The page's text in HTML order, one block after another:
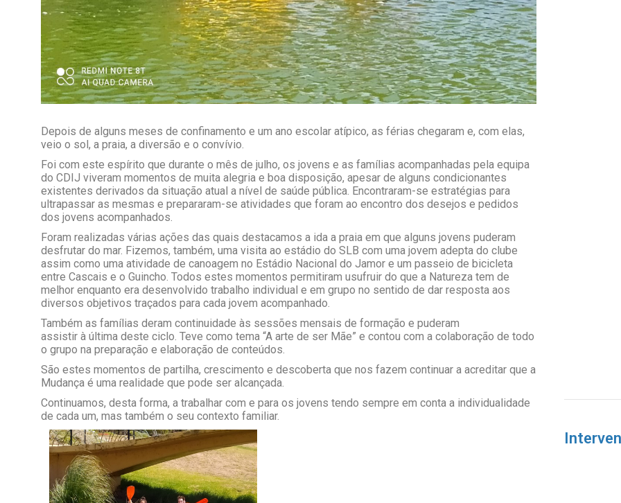
Depois de alguns meses de confinamento e um ano escolar atípico, as férias chegaram e, com elas,
veio o sol, a praia, a diversão e o convívio.
Foi com este espírito que durante o mês de julho, os jovens e as famílias acompanhadas pela equipa
do CDIJ viveram momentos de muita alegria e boa disposição, apesar de alguns condicionantes
existentes derivados da situação atual a nível de saúde pública. Encontraram-se estratégias para
ultrapassar as mesmas e prepararam-se atividades que foram ao encontro dos desejos e pedidos
dos jovens acompanhados.
Foram realizadas várias ações das quais destacamos a ida a praia em que alguns jovens puderam
desfrutar do mar. Fizemos, também, uma visita ao estádio do SLB com uma jovem adepta do clube
assim como uma atividade de canoagem no Estádio Nacional do Jamor e um passeio de bicicleta
entre Cascais e o Guincho. Todos estes momentos permitiram usufruir do que a Natureza tem de
melhor enquanto era desenvolvido trabalho individual e em grupo no sentido de dar resposta aos
diversos objetivos traçados para cada jovem acompanhado.
Também as famílias deram continuidade às sessões mensais de formação e puderam
assistir à última deste ciclo. Teve como tema “A arte de ser Mãe” e contou com a colaboração de todo
o grupo na preparação e elaboração de conteúdos.
São estes momentos de partilha, crescimento e descoberta que nos fazem continuar a acreditar que a
Mudança é uma realidade que pode ser alcançada.
Continuamos, desta forma, a trabalhar com e para os jovens tendo sempre em conta a individualidade
de cada um, mas também o seu contexto familiar.